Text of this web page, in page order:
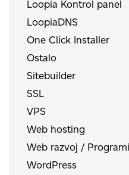
Loopia Kontrol panel
LoopiaDNS
One Click Installer
Ostalo
Sitebuilder
SSL
VPS
Web hosting
Web razvoj /
WordPress